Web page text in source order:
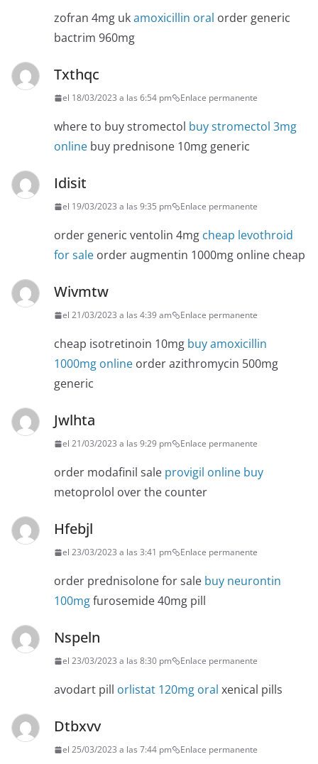
zofran 4mg ukamoxicillin oral order generic
bactrim 960mg
Txthqc
el 18/03/2023 a las 6:54 pm Enlace permanente
where to buy stromectol buy stromectol 3mg
online buy prednisone 10mg generic
Idisit
el 19/03/2023 a las 9:35 pm Enlace permanente
order generic ventolin 4mg cheap levothroid
for sale order augmentin 1000mg online cheap
Wivmtw
el 21/03/2023 a las 4:39 am Enlace permanente
cheap isotretinoin 10mg buy amoxicillin
1000mg online order azithromycin 500mg
generic
Jwlhta
el 21/03/2023 a las 9:29 pm Enlace permanente
order modafinil sale provigil online buy
metoprolol over the counter
Hfebjl
el 23/03/2023 a las 3:41 pm Enlace permanente
order prednisolone for sale buy neurontin
100mgfurosemide 40mg pill
Nspeln
el 23/03/2023 a las 8:30 pm Enlace permanente
avodart pill orlistat 120mg oral xenical pills
Dtbxvv
el 25/03/2023 a las 7:44 pm Enlace permanente